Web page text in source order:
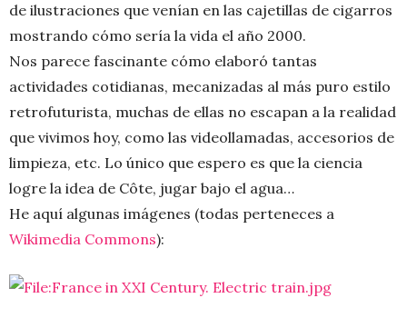
de ilustraciones que venían en las cajetillas de cigarros
mostrando cómo sería la vida el año 2000.
Nos parece fascinante cómo elaboró tantas
actividades cotidianas, mecanizadas al más puro estilo
retrofuturista, muchas de ellas no escapan a la realidad
que vivimos hoy, como las videollamadas, accesorios de
limpieza, etc. Lo único que espero es que la ciencia
logre la idea de Côte, jugar bajo el agua…
He aquí algunas imágenes (todas perteneces a
Wikimedia Commons):